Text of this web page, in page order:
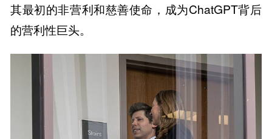
其最初的非营利和慈善使命，成为ChatGPT背后
的营利性巨头。